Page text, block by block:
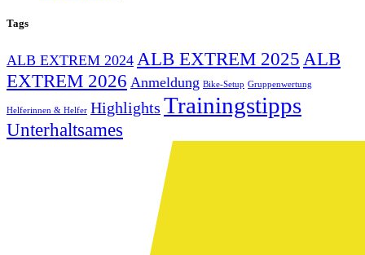
Tags
ALB EXTREM 2024 ALB EXTREM 2025ALB
EXTREM 2026 Anmeldung Bike-Setup Gruppenwertung
Helferinnen & Helfer Highlights Trainingstipps
Unterhaltsames